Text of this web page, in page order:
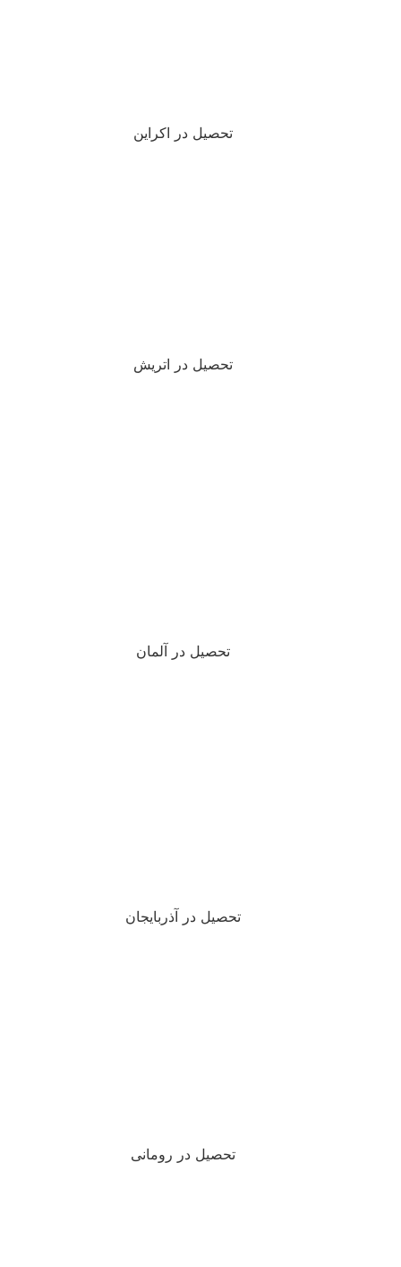
تحصیل در اکراین
تحصیل در اتریش
تحصیل در آلمان
تحصیل در آذربایجان
تحصیل در رومانی